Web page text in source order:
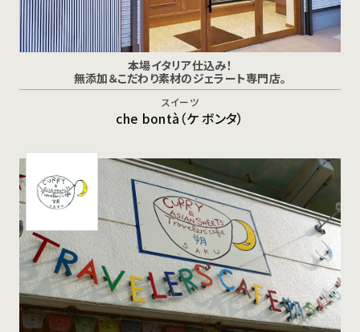
本場イタリア仕込み！
無添加＆こだわり素材のジェラート専門店。
スイーツ
che bontà（ケ ボンタ）